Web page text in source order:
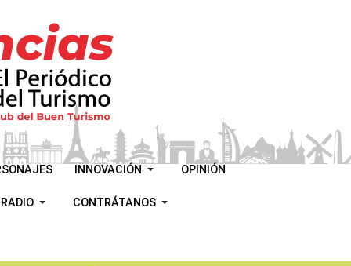
INNOVACIÓN OPINIÓN
CONTRÁTANOS